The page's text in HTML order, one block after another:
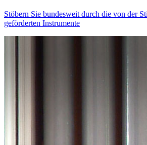
Stöbern Sie bundesweit durch die von der
geförderten Instrumente